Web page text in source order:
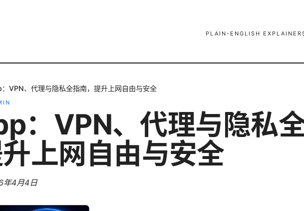
PLAIN-ENGLISH
VPN、代理与隐私全指南，提升上网自由与安全
：VPN、代理与隐私
上网自由与安全
年4月4日